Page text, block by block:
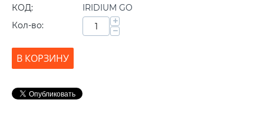
КОД:
IRIDIUM GO
Кол-во:
+
−
В КОРЗИНУ